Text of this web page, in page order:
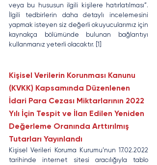
veya bu hususun ilgili kişilere hatırlatılması”.
İlgili tedbirlerin daha detaylı incelemesini
yapmak isteyen siz değerli okuyucularımız için
kaynakça bölümünde bulunan bağlantıyı
kullanmanız yeterli olacaktır. [1]
Kişisel Verilerin Korunması Kanunu
(KVKK) Kapsamında Düzenlenen
İdari Para Cezası Miktarlarının 2022
Yılı İçin Tespit ve İlan Edilen Yeniden
Değerleme Oranında Arttırılmış
Tutarları Yayınlandı
Kişisel Verileri Koruma Kurumu’nun 17.02.2022
tarihinde internet sitesi aracılığıyla tablo